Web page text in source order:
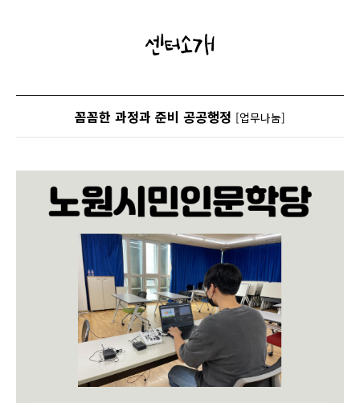
센터소개
꼼꼼한 과정과 준비 공공행정 [업무나눔]